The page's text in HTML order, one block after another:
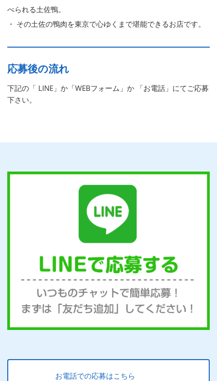
べられる土佐鴨。
・ その土佐の鴨肉を東京で心ゆくまで堪能できるお店です。
応募後の流れ
下記の「 LINE」か「WEBフォーム」か 「お電話」にてご応募
下さい。
お電話での応募はこちら